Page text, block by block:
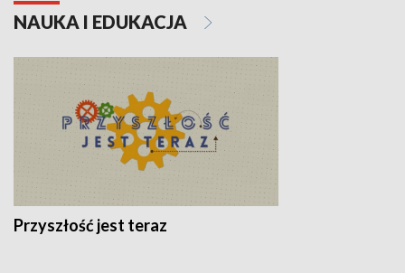
NAUKA I EDUKACJA
Przyszłość jest teraz